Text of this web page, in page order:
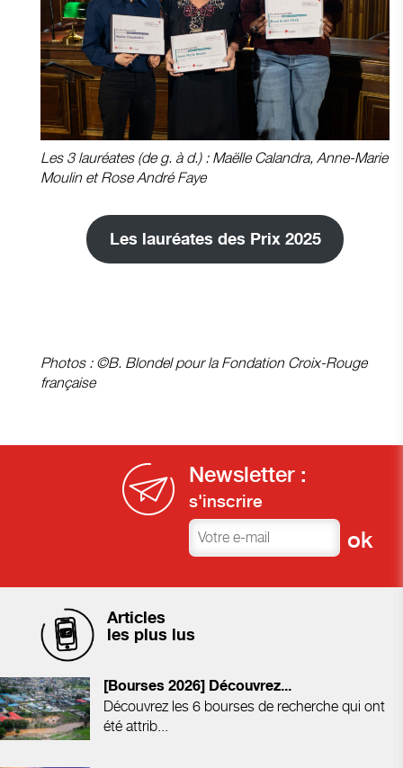
Les 3 lauréates (de g. à d.) : Maëlle Calandra, Anne-Marie
Moulin et Rose André Faye
Les lauréates des Prix 2025
Photos : ©B. Blondel pour la Fondation Croix-Rouge
française
Newsletter :
s'inscrire
Articles
les plus lus
[Bourses 2026] Découvrez...
Découvrez les 6 bourses de recherche qui ont
été attrib...